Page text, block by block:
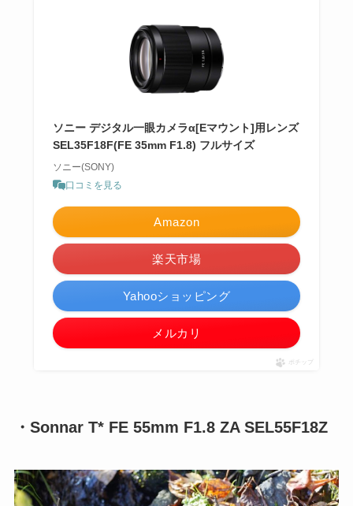
ソニー デジタル一眼カメラα[Eマウント]用レンズ
SEL35F18F(FE 35mm F1.8) フルサイズ
ソニー(SONY)
口コミを見る
Amazon
楽天市場
Yahooショッピング
メルカリ
ポチップ
・Sonnar T* FE 55mm F1.8 ZA SEL55F18Z